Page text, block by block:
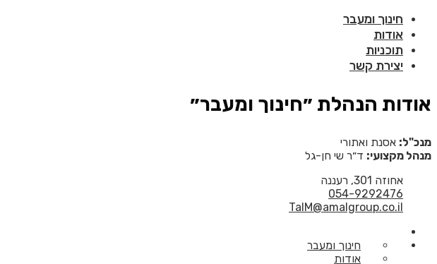
חינוך ומעבר
אודות
תוכניות
יצירת קשר
אודות הנהלת ״חינוך ומעבר״
מנכ"ל: אסנת ואתורי
מנהל מקצועי: ד״ר שי חן-גל
אחוזה 301, רעננה
054-9292476
TalM@amalgroup.co.il
חינוך ומעבר
אודות